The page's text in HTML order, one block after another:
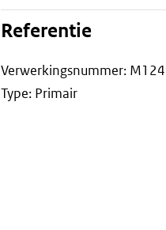
Referentie
Verwerkingsnummer:
Type: Primair